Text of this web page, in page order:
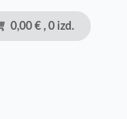
0,00 € , 0 izd.